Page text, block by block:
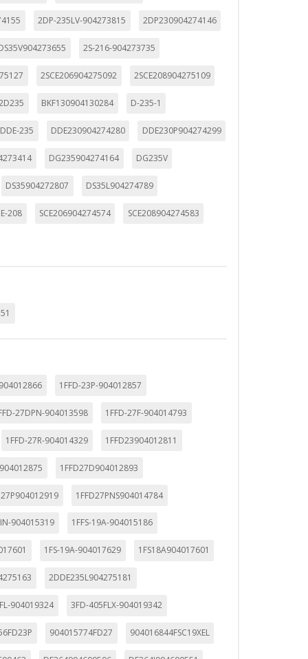
2DP-235LV-904273815 2DP230904274146
2S-216-904273735
2SCE206904275092 2SCE208904275109
BKF130904130284 D-235-1
DDE-235 DDE230904274280 DDE230P904274299
DG235904274164 DG235V
DS35904272807 DS35L904274789
208 SCE206904274574 SCE208904274583
1FFD-23P-904012857
27DPN-904013598 1FFD-27F-904014793
1FFD-27R-904014329 1FFD23904012811
1FFD27D904012893
1FFD27PNS904014784
904015319 1FFS-19A-904015186
1FS-19A-904017629 1FS18A904017601
2DDE235L904275181
904019324 3FD-405FLX-904019342
904015774FD27 904016844FSC19XEL